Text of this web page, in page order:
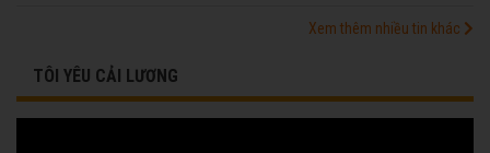
Xem thêm nhiều tin khác
TÔI YÊU CẢI LƯƠNG